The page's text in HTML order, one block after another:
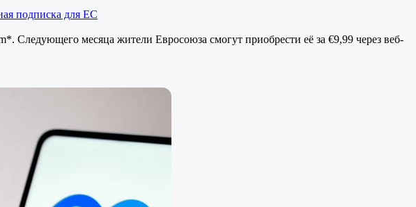
подписка для ЕС
Следующего месяца жители Евросоюза смогут приобрести её за €9,99 через веб-